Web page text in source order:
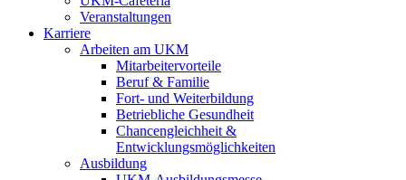
Veranstaltungen
Karriere
Arbeiten am UKM
Mitarbeitervorteile
Beruf & Familie
Fort- und Weiterbildung
Betriebliche Gesundheit
Chancengleichheit &
Entwicklungsmöglichkeiten
Ausbildung